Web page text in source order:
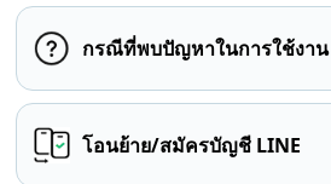
กรณีที่พบปัญหาในการใช้งาน
โอนย้าย/สมัครบัญชี LINE